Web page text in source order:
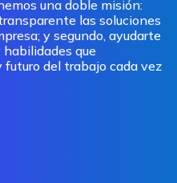
una doble misión:
las soluciones
y segundo, ayudarte
que
del trabajo cada vez